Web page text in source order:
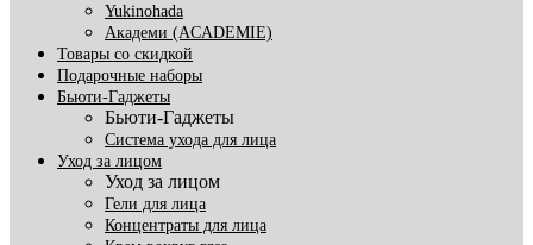
Yukinohada
Академи (ACADEMIE)
Товары со скидкой
Подарочные наборы
Бьюти-Гаджеты
Бьюти-Гаджеты
Система ухода для лица
Уход за лицом
Уход за лицом
Гели для лица
Концентраты для лица